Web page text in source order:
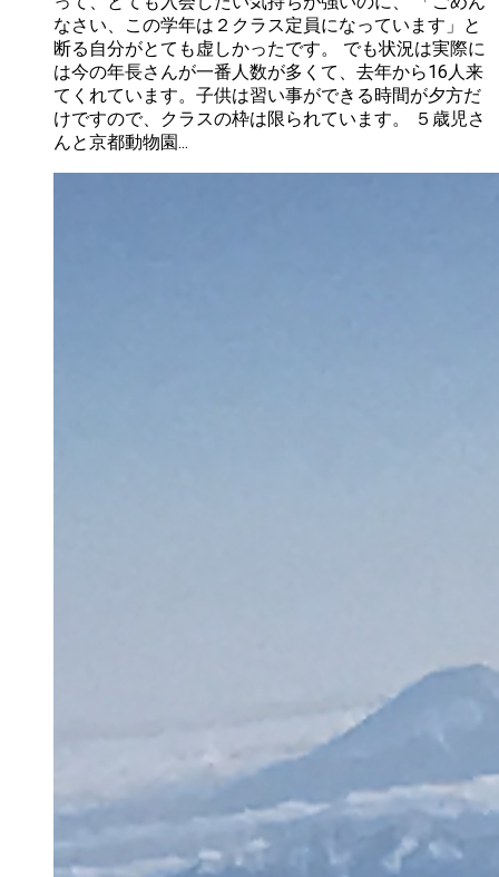
なさい、この学年は２クラス定員になっています」と
断る自分がとても虚しかったです。 でも状況は実際に
は今の年長さんが一番人数が多くて、去年から16人来
てくれています。子供は習い事ができる時間が夕方だ
けですので、クラスの枠は限られています。 ５歳児さ
んと京都動物園...